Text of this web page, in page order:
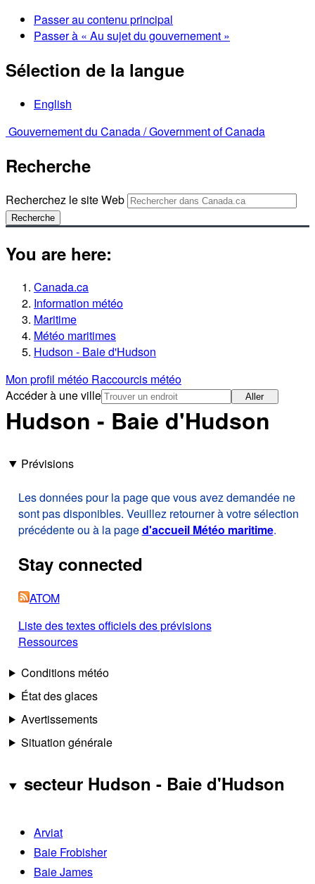
Passer au contenu principal
Passer à « Au sujet du gouvernement »
Sélection de la langue
English
Gouvernement du Canada /Government of Canada
Recherche
Recherchez le site Web
Recherche
You are here:
Canada.ca
Information météo
Maritime
Météo maritimes
Hudson - Baie d'Hudson
Mon profil météo Raccourcis météo
Accéder à une ville
Aller
Hudson - Baie d'Hudson
Prévisions
Les données pour la page que vous avez demandée ne
sont pas disponibles. Veuillez retourner à votre sélection
précédente ou à la paged'accueil Météo maritime.
Stay connected
ATOM
Liste des textes officiels des prévisions
Ressources
Conditions météo
État des glaces
Avertissements
Situation générale
secteur Hudson - Baie d'Hudson
Arviat
Baie Frobisher
Baie James